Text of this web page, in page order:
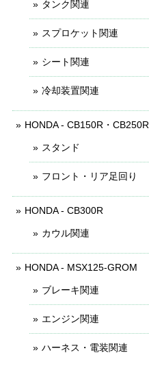
タンク関連
スプロケット関連
シート関連
冷却装置関連
HONDA - CB150R・CB250R
スタンド
フロント・リア足回り
HONDA - CB300R
カウル関連
HONDA - MSX125-GROM
ブレーキ関連
エンジン関連
ハーネス・電装関連